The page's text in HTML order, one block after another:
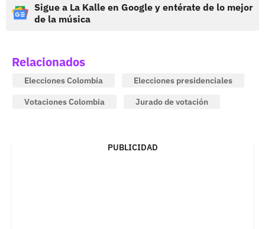
Sigue a La Kalle en Google y entérate de lo mejor
de la música
Relacionados
Elecciones Colombia
Elecciones presidenciales
Votaciones Colombia
Jurado de votación
PUBLICIDAD